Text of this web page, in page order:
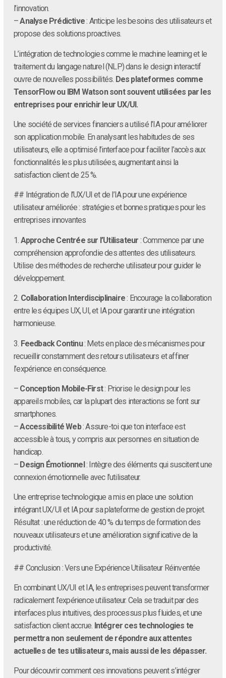
l’innovation.
–Analyse Prédictive: Anticipe les besoins des utilisateurs et
propose des solutions proactives.
L’intégration de technologies comme le machine learning et le
traitement du langage naturel (NLP) dans le design interactif
ouvre de nouvelles possibilités. Des plateformes comme
TensorFlow ou IBM Watson sont souvent utilisées par les
entreprises pour enrichir leur UX/UI.
Une société de services financiers a utilisé l’IA pour améliorer
son application mobile. En analysant les habitudes de ses
utilisateurs, elle a optimisé l’interface pour faciliter l’accès aux
fonctionnalités les plus utilisées, augmentant ainsi la
satisfaction client de 25 %.
## Intégration de l’UX/UI et de l’IA pour une expérience
utilisateur améliorée : stratégies et bonnes pratiques pour les
entreprises innovantes
1. Approche Centrée sur l’Utilisateur : Commence par une
compréhension approfondie des attentes des utilisateurs.
Utilise des méthodes de recherche utilisateur pour guider le
développement.
2. Collaboration Interdisciplinaire: Encourage la collaboration
entre les équipes UX, UI, et IA pour garantir une intégration
harmonieuse.
3. Feedback Continu: Mets en place des mécanismes pour
recueillir constamment des retours utilisateurs et affiner
l’expérience en conséquence.
– Conception Mobile-First: Priorise le design pour les
appareils mobiles, car la plupart des interactions se font sur
smartphones.
–Accessibilité Web: Assure-toi que ton interface est
accessible à tous, y compris aux personnes en situation de
handicap.
– Design Émotionnel: Intègre des éléments qui suscitent une
connexion émotionnelle avec l’utilisateur.
Une entreprise technologique a mis en place une solution
intégrant UX/UI et IA pour sa plateforme de gestion de projet.
Résultat : une réduction de 40 % du temps de formation des
nouveaux utilisateurs et une amélioration significative de la
productivité.
## Conclusion : Vers une Expérience Utilisateur Réinventée
En combinant UX/UI et IA, les entreprises peuvent transformer
radicalement l’expérience utilisateur. Cela se traduit par des
interfaces plus intuitives, des processus plus fluides, et une
satisfaction client accrue. Intégrer ces technologies te
permettra non seulement de répondre aux attentes
actuelles de tes utilisateurs, mais aussi de les dépasser.
Pour découvrir comment ces innovations peuvent s’intégrer